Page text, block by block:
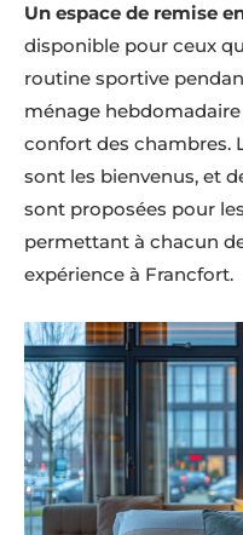
Un espace de remise
disponible pour ceux
routine sportive
ménage
confort des chambres.
sont les bienvenus, et
sont proposées pour
permettant à chacun
expérience à Francfort.